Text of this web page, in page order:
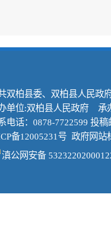
双柏县委、双柏县人民政
单位:双柏县人民政府 承
电话：0878-7722599 投
备12005231号 政府网站
滇公网安备